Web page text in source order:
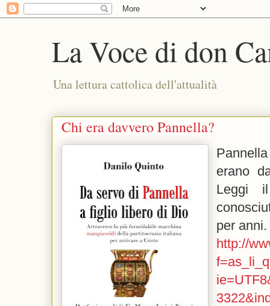
La Voce di don
Una lettura cattolica dell'attualità
Chi era davvero Pannella?
erano
Leggi
per anni.
http://